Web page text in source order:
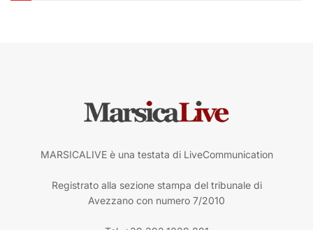
MARSICALIVE è una testata di LiveCommunication
Registrato alla sezione stampa del tribunale di
Avezzano con numero 7/2010